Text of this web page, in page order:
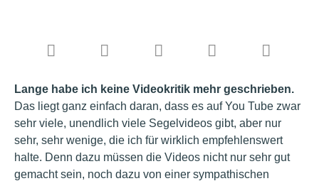
Lange habe ich keine Videokritik mehr geschrieben.
Das liegt ganz einfach daran, dass es auf You Tube zwar
sehr viele, unendlich viele Segelvideos gibt, aber nur
sehr, sehr wenige, die ich für wirklich empfehlenswert
halte. Denn dazu müssen die Videos nicht nur sehr gut
gemacht sein, noch dazu von einer sympathischen